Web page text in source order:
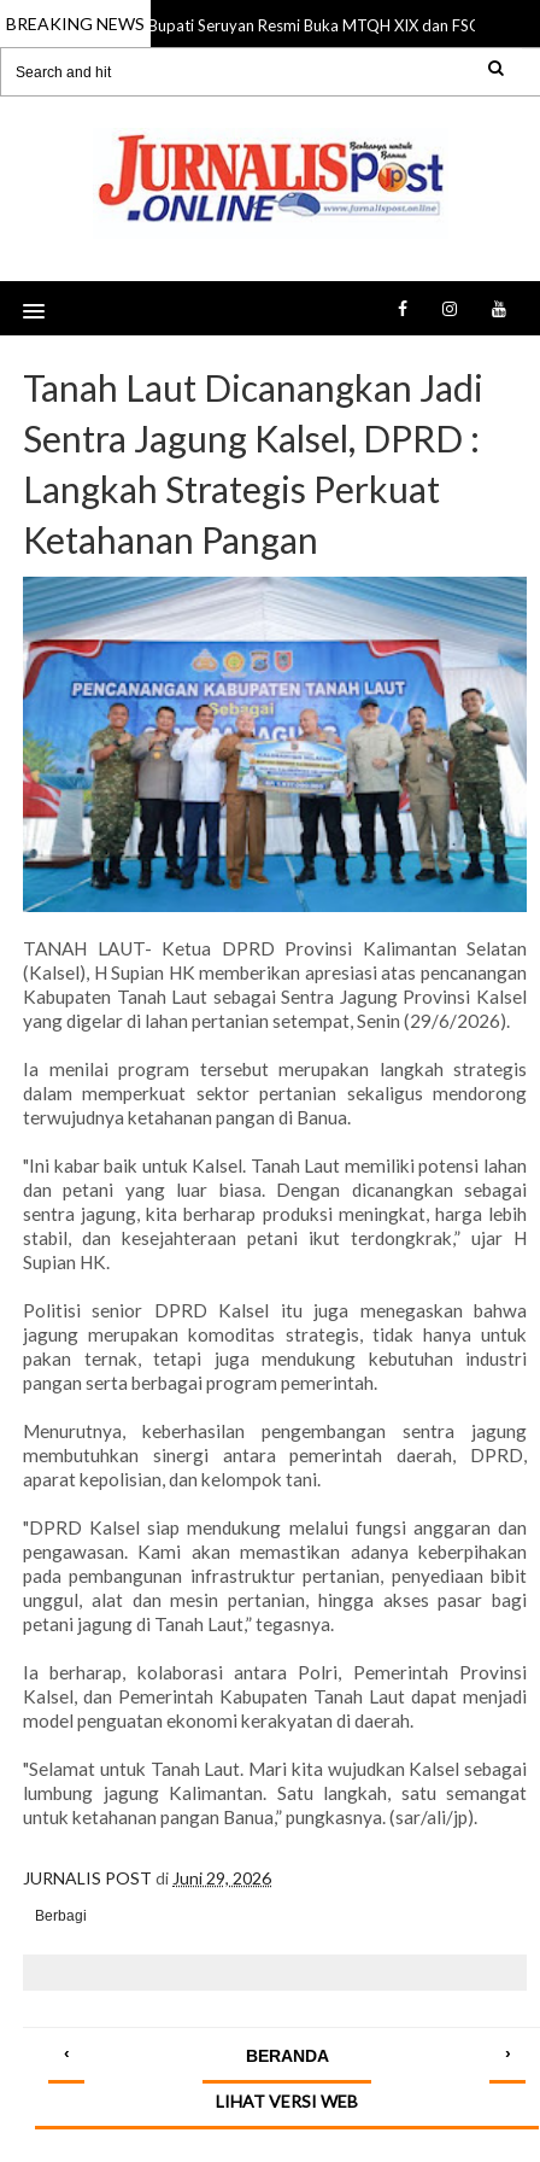
BREAKING NEWS
06 Aug 2026 Bupati Seruyan Resmi Buka MTQH XIX dan FSQ 2026,
Tanah Laut Dicanangkan Jadi
Sentra Jagung Kalsel, DPRD :
Langkah Strategis Perkuat
Ketahanan Pangan
TANAH LAUT- Ketua DPRD Provinsi Kalimantan Selatan
(Kalsel), H Supian HK memberikan apresiasi atas pencanangan
Kabupaten Tanah Laut sebagai Sentra Jagung Provinsi Kalsel
yang digelar di lahan pertanian setempat, Senin (29/6/2026).
Ia menilai program tersebut merupakan langkah strategis
dalam memperkuat sektor pertanian sekaligus mendorong
terwujudnya ketahanan pangan di Banua.
"Ini kabar baik untuk Kalsel. Tanah Laut memiliki potensi lahan
dan petani yang luar biasa. Dengan dicanangkan sebagai
sentra jagung, kita berharap produksi meningkat, harga lebih
stabil, dan kesejahteraan petani ikut terdongkrak,” ujar H
Supian HK.
Politisi senior DPRD Kalsel itu juga menegaskan bahwa
jagung merupakan komoditas strategis, tidak hanya untuk
pakan ternak, tetapi juga mendukung kebutuhan industri
pangan serta berbagai program pemerintah.
Menurutnya, keberhasilan pengembangan sentra jagung
membutuhkan sinergi antara pemerintah daerah, DPRD,
aparat kepolisian, dan kelompok tani.
"DPRD Kalsel siap mendukung melalui fungsi anggaran dan
pengawasan. Kami akan memastikan adanya keberpihakan
pada pembangunan infrastruktur pertanian, penyediaan bibit
unggul, alat dan mesin pertanian, hingga akses pasar bagi
petani jagung di Tanah Laut,” tegasnya.
Ia berharap, kolaborasi antara Polri, Pemerintah Provinsi
Kalsel, dan Pemerintah Kabupaten Tanah Laut dapat menjadi
model penguatan ekonomi kerakyatan di daerah.
"Selamat untuk Tanah Laut. Mari kita wujudkan Kalsel sebagai
lumbung jagung Kalimantan. Satu langkah, satu semangat
untuk ketahanan pangan Banua,” pungkasnya. (sar/ali/jp).
JURNALIS POST di Juni 29, 2026
Berbagi
‹ ›
BERANDA
LIHAT VERSI WEB